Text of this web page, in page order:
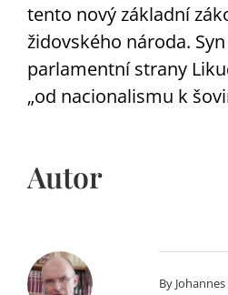
tento nový základní
židovského národa.
parlamentní strany
„od nacionalismu k
Autor
By